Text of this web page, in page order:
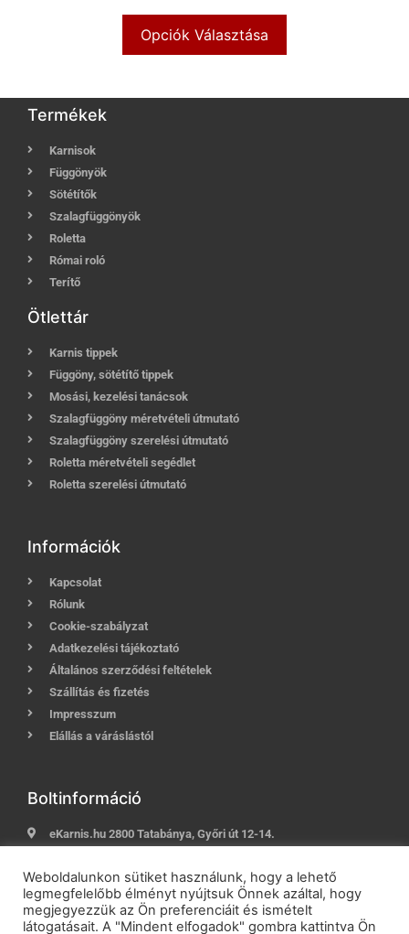
Opciók Választása
Termékek
Karnisok
Függönyök
Sötétítők
Szalagfüggönyök
Roletta
Római roló
Terítő
Ötlettár
Karnis tippek
Függöny, sötétítő tippek
Mosási, kezelési tanácsok
Szalagfüggöny méretvételi útmutató
Szalagfüggöny szerelési útmutató
Roletta méretvételi segédlet
Roletta szerelési útmutató
Információk
Kapcsolat
Rólunk
Cookie-szabályzat
Adatkezelési tájékoztató
Általános szerződési feltételek
Szállítás és fizetés
Impresszum
Elállás a váráslástól
Boltinformáció
eKarnis.hu 2800 Tatabánya, Győri út 12-14.
E-mail:info@ekarnis.hu
Weboldalunkon sütiket használunk, hogy a lehető
legmegfelelőbb élményt nyújtsuk Önnek azáltal, hogy
megjegyezzük az Ön preferenciáit és ismételt
látogatásait. A "Mindent elfogadok" gombra kattintva Ön